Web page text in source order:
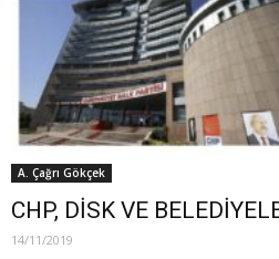
A. Çağrı Gökçek
CHP, DİSK VE
14/11/2019